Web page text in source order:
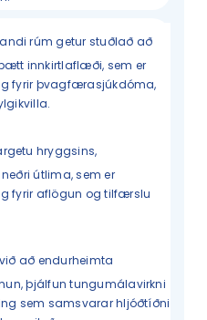
rúm getur stuðlað að
innkirtlaflæði, sem er
fyrir þvagfærasjúkdóma,
hryggsins,
útlima, sem er
fyrir aflögun og tilfærslu
að endurheimta
þjálfun tungumálavirkni
sem samsvarar hljóðtíðni